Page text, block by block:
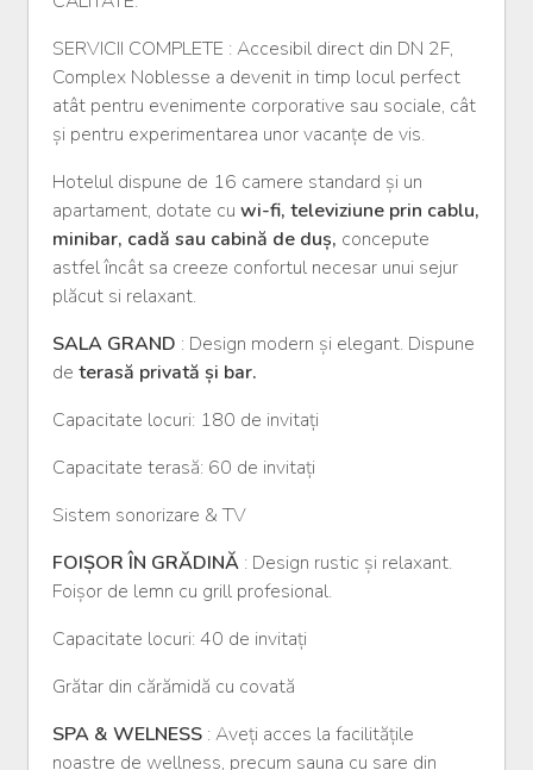
SERVICII COMPLETE : Accesibil direct din DN 2F,
Complex Noblesse a devenit in timp locul perfect
atât pentru evenimente corporative sau sociale, cât
și pentru experimentarea unor vacanțe de vis.
Hotelul dispune de 16 camere standard și un
apartament, dotate cu wi-fi, televiziune prin cablu,
minibar, cadă sau cabină de duș, concepute
astfel încât sa creeze confortul necesar unui sejur
plăcut si relaxant.
SALA GRAND : Design modern și elegant. Dispune
de terasă privată și bar.
Capacitate locuri: 180 de invitați
Capacitate terasă: 60 de invitați
Sistem sonorizare & TV
FOIȘOR ÎN GRĂDINĂ : Design rustic și relaxant.
Foișor de lemn cu grill profesional.
Capacitate locuri: 40 de invitați
Grătar din cărămidă cu covată
SPA & WELNESS : Aveți acces la facilitățile
noastre de wellness, precum sauna cu sare din